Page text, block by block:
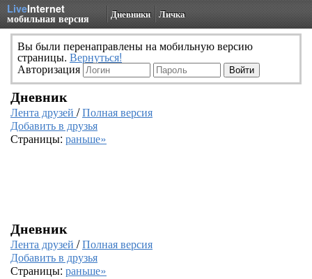
LiveInternet
мобильная версия Дневники Личка
Вы были перенаправлены на мобильную версию
страницы. Вернуться!
Авторизация
Дневник
Лента друзей /Полная версия
Добавить в друзья
Страницы: раньше»
Дневник
Лента друзей /Полная версия
Добавить в друзья
Страницы: раньше»